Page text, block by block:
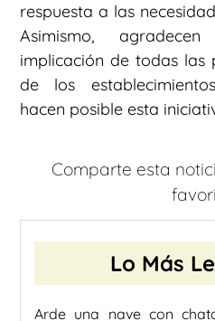
respuesta a las
Asimismo,
implicación de todas las
de los
hacen posible esta
Comparte esta
Lo Más
Arde una nave con